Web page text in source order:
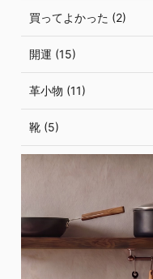
買ってよかった (2)
開運 (15)
革小物 (11)
靴 (5)